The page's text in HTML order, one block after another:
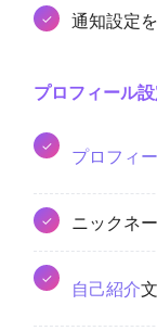
通知設定
プロフィール設
プロフィ
ニックネ
自己紹介